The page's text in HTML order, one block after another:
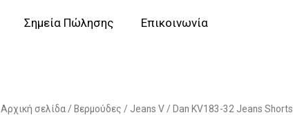
Σημεία Πώλησης Επικοινωνία
Αρχική σελίδα / Βερμούδες / Jeans V / Dan KV183-32 Jeans Shorts